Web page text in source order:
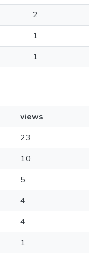
2
1
1
views
23
10
5
4
4
1